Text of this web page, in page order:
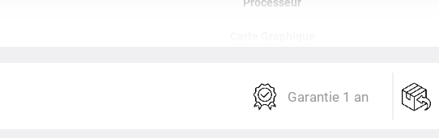
Stockage / ExtensibleGarantie 1 an